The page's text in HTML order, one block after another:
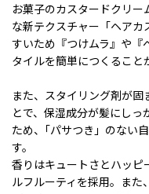
お菓子のカスタードクリ
な新テクスチャー「ヘア
すいため『つけムラ』や『
タイルを簡単につくること
また、スタイリング剤が
とで、保湿成分が髪にし
ため、｢パサつき」のない
す。
香りはキュートさとハッピ
ルフルーティを採用。また